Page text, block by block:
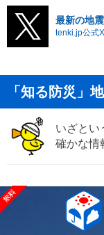
最新の地
tenki.jp公式
「知る防災」
いざとい
確かな情